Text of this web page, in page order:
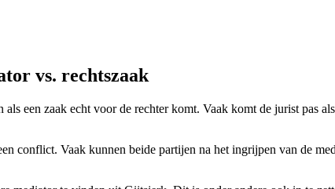
vs. rechtszaak
een zaak echt voor de rechter komt. Vaak komt de jurist pas
conflict. Vaak kunnen beide partijen na het ingrijpen van de